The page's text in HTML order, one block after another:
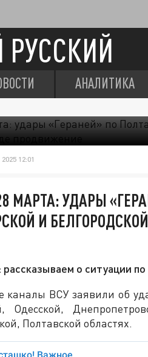
АНАЛИТИКА
12:01
МАРТА: УДАРЫ
И
о ситуации
каналы ВСУ заявили об
Одесской,
Полтавской областях.